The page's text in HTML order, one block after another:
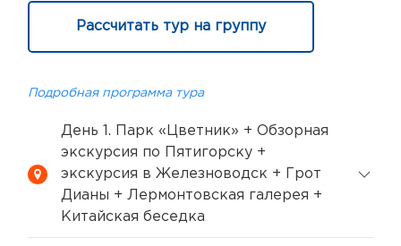
Рассчитать тур на группу
Подробная программа тура
День 1. Парк «Цветник» + Обзорная
экскурсия по Пятигорску +
экскурсия в Железноводск + Грот
Дианы + Лермонтовская галерея +
Китайская беседка